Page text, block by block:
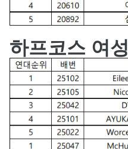
하프코스 여성